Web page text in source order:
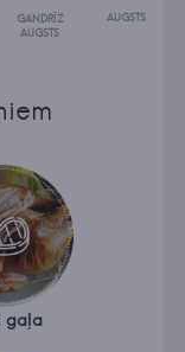
GANDRĪZ
AUGSTS
AUGSTS
gaļa